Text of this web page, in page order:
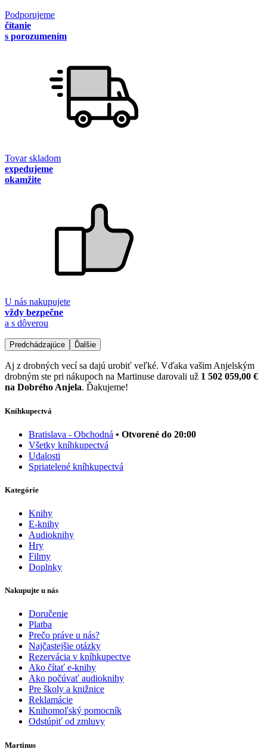
Podporujeme
čítanie
s porozumením
Tovar skladom
expedujeme
okamžite
U nás nakupujete
vždy bezpečne
a s dôverou
Predchádzajúce Ďalšie
Aj z drobných vecí sa dajú urobiť veľké. Vďaka vašim Anjelským
drobným ste pri nákupoch na Martinuse darovali už 1 502 059,00 €
na Dobrého Anjela. Ďakujeme!
Kníhkupectvá
Bratislava - Obchodná • Otvorené do 20:00
Všetky kníhkupectvá
Udalosti
Spriatelené kníhkupectvá
Kategórie
Knihy
E-knihy
Audioknihy
Hry
Filmy
Doplnky
Nakupujte u nás
Doručenie
Platba
Prečo práve u nás?
Najčastejšie otázky
Rezervácia v kníhkupectve
Ako čítať e-knihy
Ako počúvať audioknihy
Pre školy a knižnice
Reklamácie
Knihomoľský pomocník
Odstúpiť od zmluvy
Martinus